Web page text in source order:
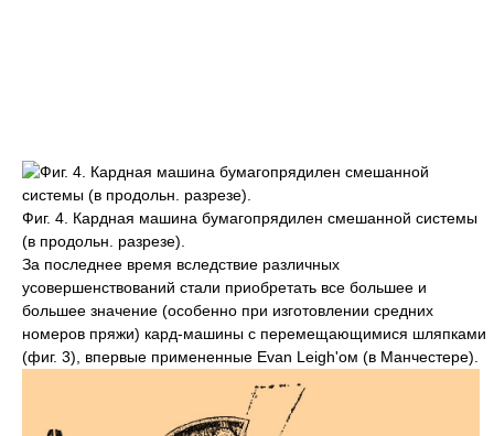
Фиг. 4. Кардная машина бумагопрядилен смешанной системы
(в продольн. разрезе).
За последнее время вследствие различных
усовершенствований стали приобретать все большее и
большее значение (особенно при изготовлении средних
номеров пряжи) кард-машины с перемещающимися шляпками
(фиг. 3), впервые примененные Evan Leigh'ом (в Манчестере).